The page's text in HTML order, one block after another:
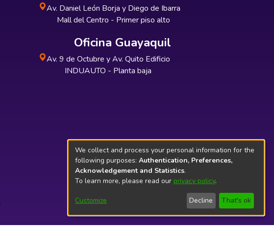
Av. Daniel León Borja y Diego de Ibarra
Mall del Centro - Primer piso alto
Oficina Guayaquil
Av. 9 de Octubre y Av. Quito Edificio
INDUAUTO - Planta baja
We collect and process your personal information for the
following purposes: Authentication, Preferences,
Acknowledgement and Statistics.
To learn more, please read our privacy policy.
Customize Decline That's ok